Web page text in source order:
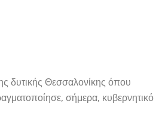
δυτικής Θεσσαλονίκης όπου
σήμερα, κυβερνητικό